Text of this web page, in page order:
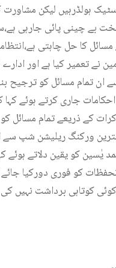
ہولڈرہیں لیکن
بے چینی پائی جارہی
کا حل چاہتی
نے تعمیر کیا ہے اور
ان تمام مسائل کو
جاری کرتے ہوئے
کے ذریعے تمام مسائل
ورکنگ ریلیشن شپ سے
یٰسین کو یقین دلاتے ہوئے
کو فوری دورکیا
کوتاہی برداشت نہیں